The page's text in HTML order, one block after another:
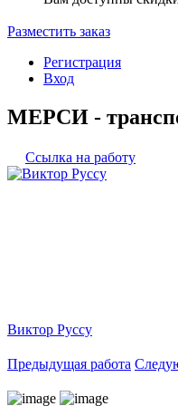
Разместить заказ
Регистрация
Вход
МЕРСИ -
Ссылка на работу
Виктор Руссу
Предыдущая работа